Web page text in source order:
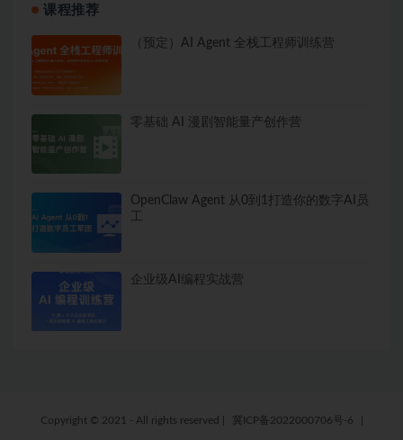
课程推荐
（预定）AI Agent 全栈工程师训练营
零基础 AI 漫剧智能量产创作营
OpenClaw Agent 从0到1打造你的数字AI员
工
企业级AI编程实战营
Copyright © 2021 - All rights reserved 冀ICP备2022000706号-6